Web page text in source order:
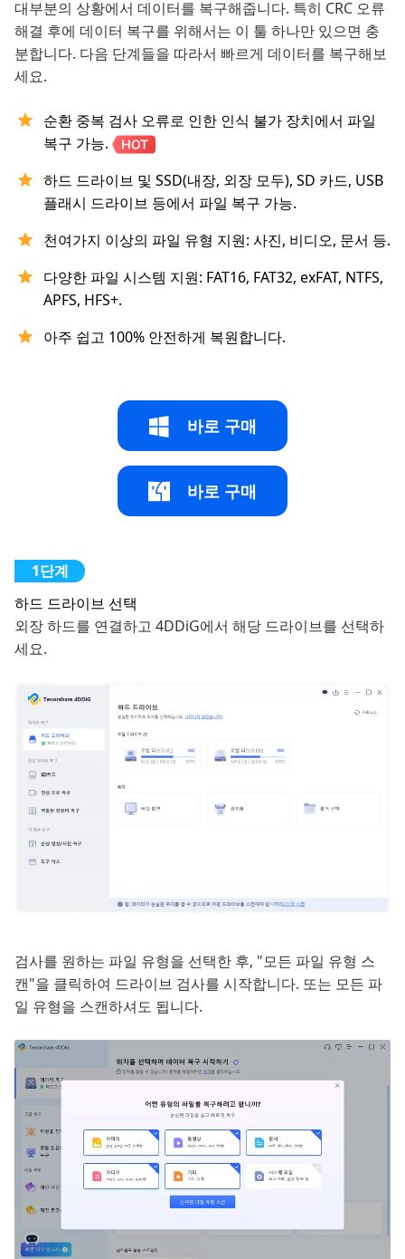
대부분의 상황에서 데이터를 복구해줍니다. 특히 CRC 오류
해결 후에 데이터 복구를 위해서는 이 툴 하나만 있으면 충
분합니다. 다음 단계들을 따라서 빠르게 데이터를 복구해보
세요.
순환 중복 검사 오류로 인한 인식 불가 장치에서 파일
복구 가능.
하드 드라이브 및 SSD(내장, 외장 모두), SD 카드, USB
플래시 드라이브 등에서 파일 복구 가능.
천여가지 이상의 파일 유형 지원: 사진, 비디오, 문서 등.
다양한 파일 시스템 지원: FAT16, FAT32, exFAT, NTFS,
APFS, HFS+.
아주 쉽고 100% 안전하게 복원합니다.
바로 구매
바로 구매
하드 드라이브 선택
외장 하드를 연결하고 4DDiG에서 해당 드라이브를 선택하
세요.
검사를 원하는 파일 유형을 선택한 후, "모든 파일 유형 스
캔"을 클릭하여 드라이브 검사를 시작합니다. 또는 모든 파
일 유형을 스캔하셔도 됩니다.